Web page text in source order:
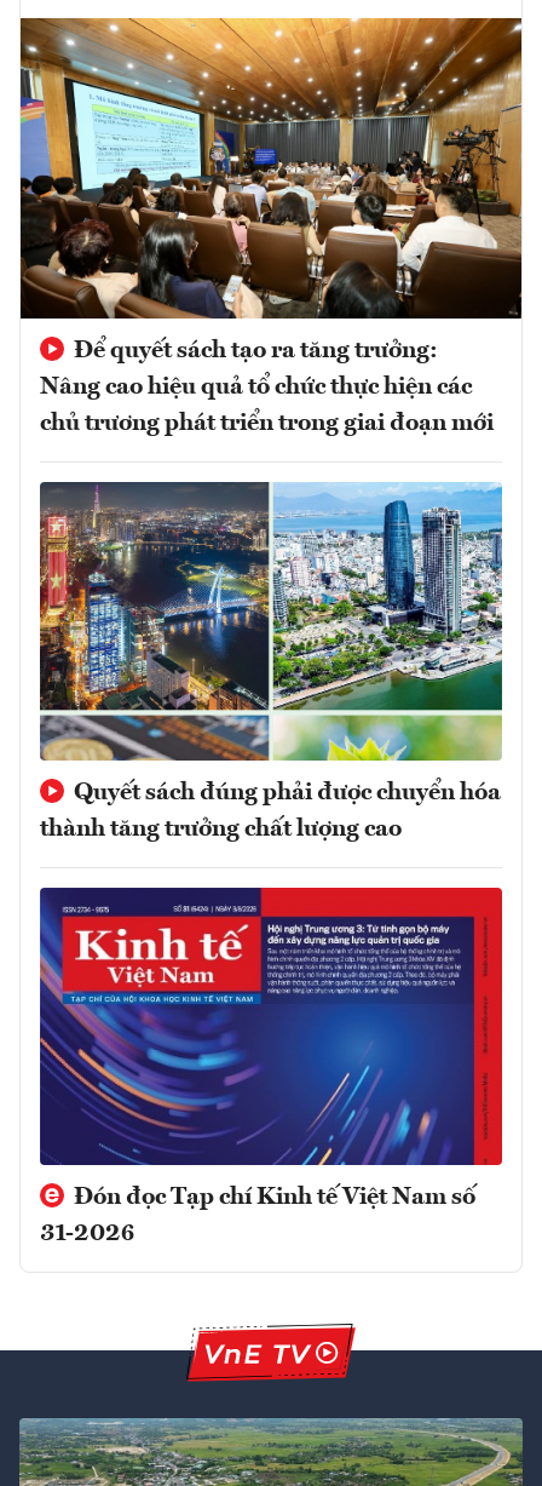
Để quyết sách tạo ra tăng trưởng:
Nâng cao hiệu quả tổ chức thực hiện các
chủ trương phát triển trong giai đoạn mới
Quyết sách đúng phải được chuyển hóa
thành tăng trưởng chất lượng cao
Đón đọc Tạp chí Kinh tế Việt Nam số
31-2026